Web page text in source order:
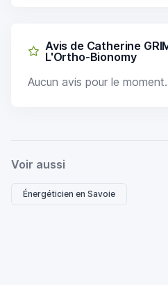
Avis de Catherine
L'Ortho-Bionomy
Aucun avis pour le moment.
Voir aussi
Énergéticien en Savoie